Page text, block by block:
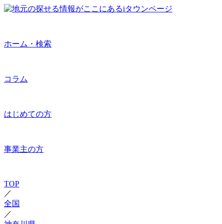
ホーム・検索
コラム
はじめての方
事業主の方
TOP
／
全国
／